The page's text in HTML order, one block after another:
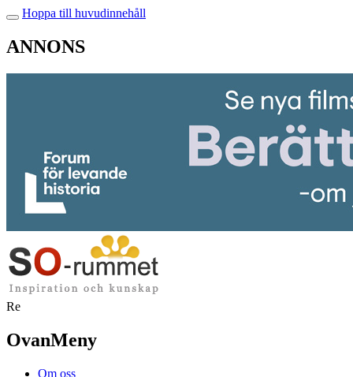
Hoppa till huvudinnehåll
ANNONS
Re
OvanMeny
Om oss